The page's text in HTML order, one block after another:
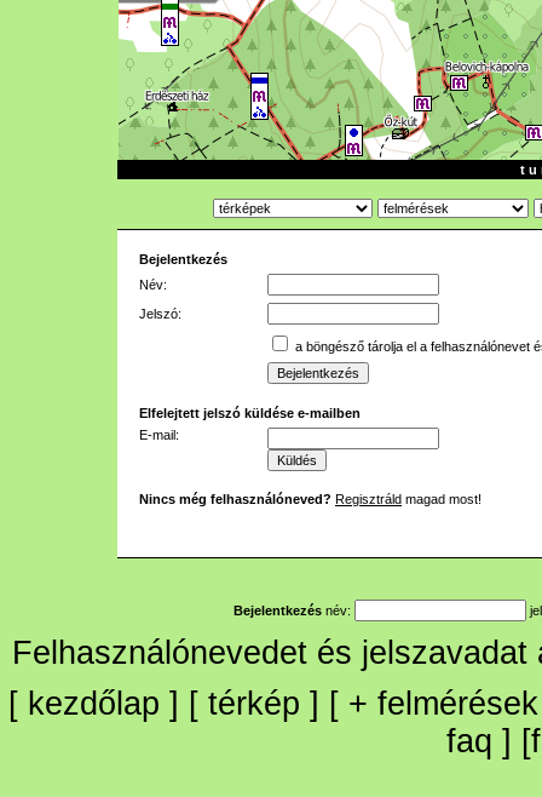
t u
Bejelentkezés
Név:
Jelszó:
a böngésző tárolja el a felhasználónevet
Elfelejtett jelszó küldése e-mailben
E-mail:
Nincs még felhasználóneved? Regisztráld magad most!
Bejelentkezés név:
Felhasználónevedet és
[ kezdőlap ] [ térkép ] [ + felmérések
faq ] [